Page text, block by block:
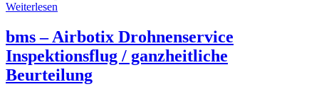
Weiterlesen
bms – Airbotix Drohnenservice
Inspektionsflug / ganzheitliche
Beurteilung